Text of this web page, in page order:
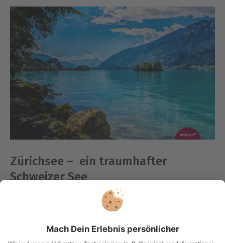
Zürichsee – ein traumhafter
Schweizer See
Der fünftgrößte See der Schweiz ist der Zürichsee. Er
Flüssen gespeist. Die Form des Sees gleicht mit seiner